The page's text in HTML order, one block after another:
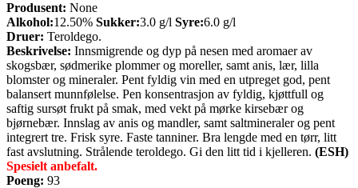
Produsent: None
Alkohol:12.50% Sukker:3.0 g/l Syre:6.0 g/l
Druer: Teroldego.
Beskrivelse: Innsmigrende og dyp på nesen med aromaer av
skogsbær, sødmerike plommer og moreller, samt anis, lær, lilla
blomster og mineraler. Pent fyldig vin med en utpreget god, pent
balansert munnfølelse. Pen konsentrasjon av fyldig, kjøttfull og
saftig sursøt frukt på smak, med vekt på mørke kirsebær og
bjørnebær. Innslag av anis og mandler, samt saltmineraler og pent
integrert tre. Frisk syre. Faste tanniner. Bra lengde med en tørr, litt
fast avslutning. Strålende teroldego. Gi den litt tid i kjelleren. (ESH)
Spesielt anbefalt.
Poeng: 93